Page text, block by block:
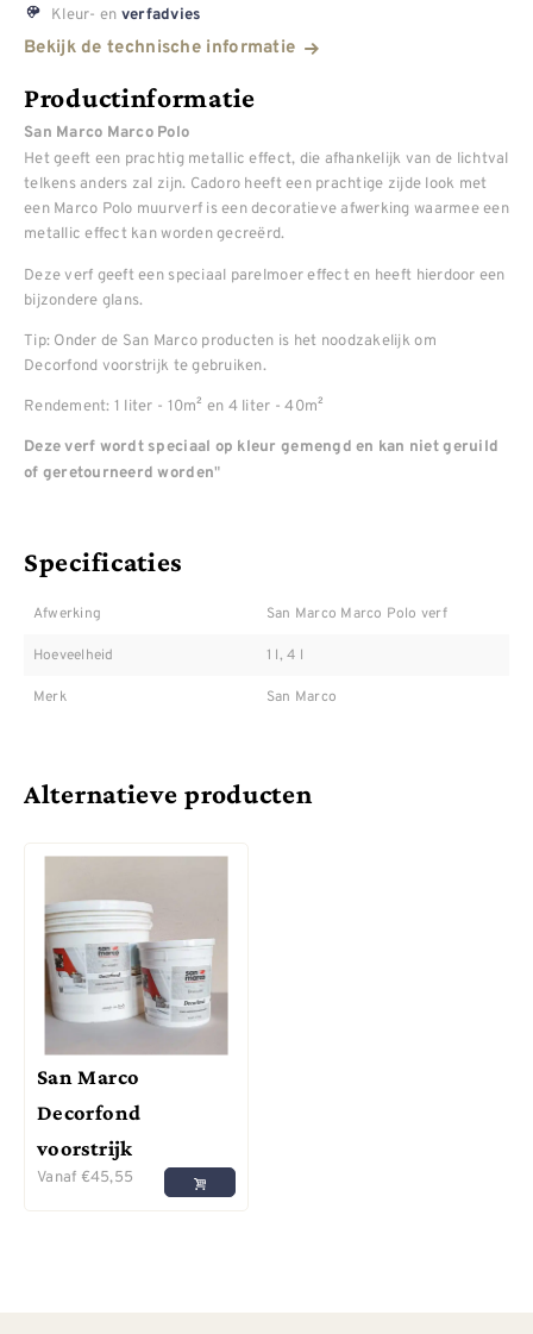
Kleur- en verfadvies
Bekijk de technische informatie
Productinformatie
San Marco Marco Polo
Het geeft een prachtig metallic effect, die afhankelijk van de lichtval
telkens anders zal zijn. Cadoro heeft een prachtige zijde look met
een Marco Polo muurverf is een decoratieve afwerking waarmee een
metallic effect kan worden gecreërd.
Deze verf geeft een speciaal parelmoer effect en heeft hierdoor een
bijzondere glans.
Tip: Onder de San Marco producten is het noodzakelijk om
Decorfond voorstrijk te gebruiken.
Rendement: 1 liter - 10m² en 4 liter - 40m²
Deze verf wordt speciaal op kleur gemengd en kan niet geruild
of geretourneerd worden"
Specificaties
Afwerking San Marco Marco Polo verf
Hoeveelheid 1 l, 4 l
Merk San Marco
Alternatieve producten
San Marco
Decorfond
voorstrijk
Vanaf €45,55